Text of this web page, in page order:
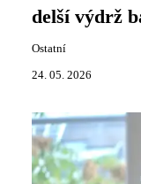
delší výdrž
Ostatní
24. 05. 2026